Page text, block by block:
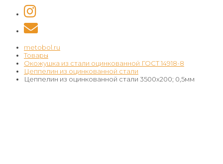
metobol.ru
Товары
Окожушка из стали оцинкованной ГОСТ 14918-8
Цеппелин из оцинкованной стали
Цеппелин из оцинкованной стали 3500х200; 0,5мм